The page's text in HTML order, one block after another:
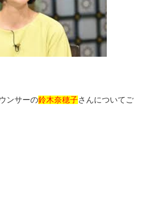
ンサーの鈴木奈穂子さんについてご